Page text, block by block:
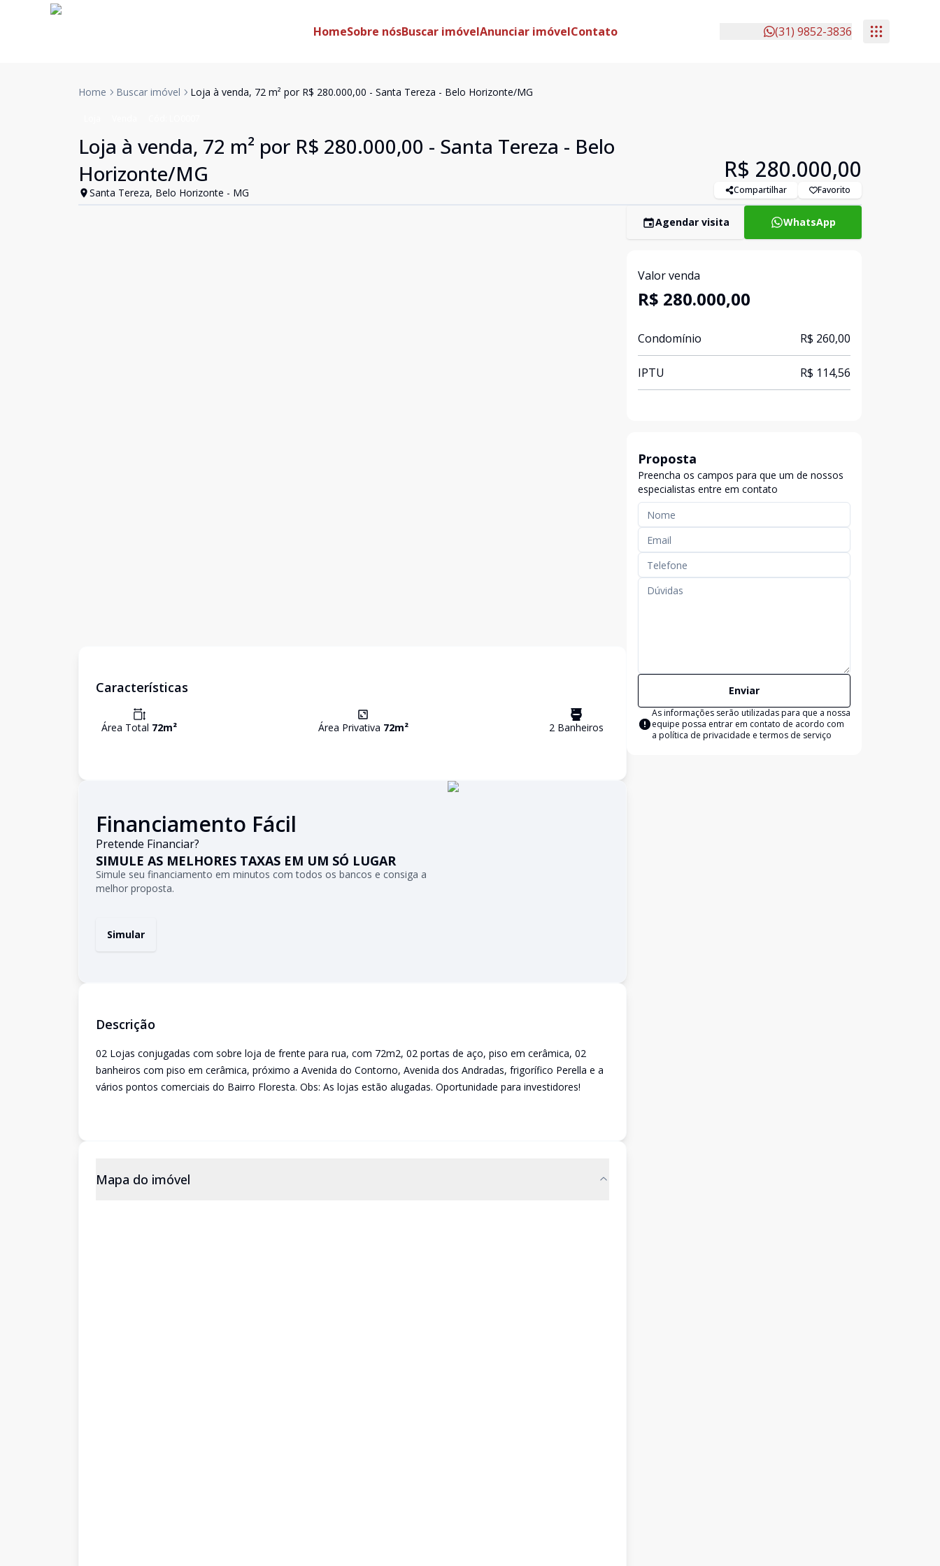
HomeSobre nósBuscar imóvelAnunciar imóvelContato (31) 9852-3836
Home Buscar imóvel Loja à venda, 72 m² por R$ 280.000,00 - Santa Tereza - Belo Horizonte/MG
Loja à venda, 72 m² por R$ 280.000,00 - Santa Tereza - Belo
Horizonte/MG
Santa Tereza, Belo Horizonte - MG
R$ 280.000,00
Compartilhar Favorito
Características
Área Total 72m² Área Privativa 72m² 2 Banheiros
Financiamento Fácil
Pretende Financiar?
SIMULE AS MELHORES TAXAS EM UM SÓ LUGAR
Simule seu financiamento em minutos com todos os bancos e consiga a
melhor proposta.
Simular
Descrição
02 Lojas conjugadas com sobre loja de frente para rua, com 72m2, 02 portas de aço, piso em cerâmica, 02
banheiros com piso em cerâmica, próximo a Avenida do Contorno, Avenida dos Andradas, frigorífico Perella e a
vários pontos comerciais do Bairro Floresta. Obs: As lojas estão alugadas. Oportunidade para investidores!
Mapa do imóvel
Agendar visita WhatsApp
Valor venda
R$ 280.000,00
Condomínio R$ 260,00
IPTU R$ 114,56
Proposta
Preencha os campos para que um de nossos
especialistas entre em contato
Enviar
As informações serão utilizadas para que a nossa
equipe possa entrar em contato de acordo com
a política de privacidade e termos de serviço